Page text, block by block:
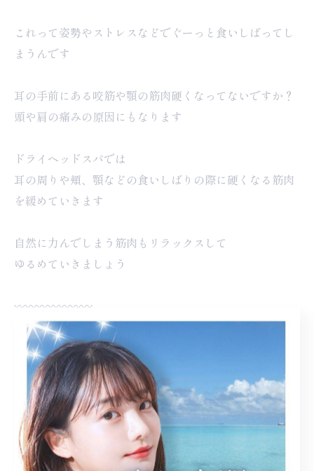
これって姿勢やストレスなどでぐーっと食いしばってし
まうんです
耳の手前にある咬筋や顎の筋肉硬くなってないですか？
頭や肩の痛みの原因にもなります
ドライヘッドスパでは
耳の周りや頬、顎などの食いしばりの際に硬くなる筋肉
を緩めていきます
自然に力んでしまう筋肉もリラックスして
ゆるめていきましょう
〰︎〰︎〰︎〰︎〰︎〰︎〰︎
ドライヘッドスパサロン
GRANDBLUE
福岡市東区香椎宮そば
自宅サロン女性限定
営業時間:月〜土曜 10:00〜17:30
自宅前駐車場あり